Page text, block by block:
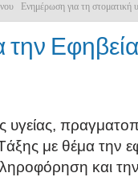
Ενημέρωση για τη στοματική
Εφηβεία
υγείας,
με θέμα την
και την